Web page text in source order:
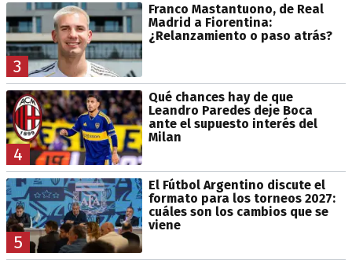
3
Franco Mastantuono, de Real
Madrid a Fiorentina:
¿Relanzamiento o paso atrás?
4
Qué chances hay de que
Leandro Paredes deje Boca
ante el supuesto interés del
Milan
5
El Fútbol Argentino discute el
formato para los torneos 2027:
cuáles son los cambios que se
viene